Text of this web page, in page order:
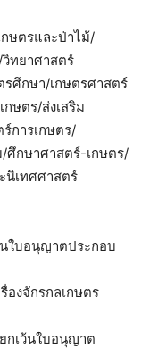
กษตรและป่าไม้/
ทยาศาสตร์
รศึกษา/เกษตรศาสตร์
ษตร/ส่งเสริม
การเกษตร/
ศึกษาศาสตร์-เกษตร/
นิเทศศาสตร์
ใบอนุญาตประกอบ
องจักรกลเกษตร
กเว้นใบอนุญาต